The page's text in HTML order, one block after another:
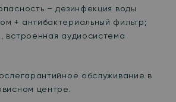
– дезинфекция воды
+ антибактериальный фильтр;
встроенная аудиосистема
обслуживание в
центре.